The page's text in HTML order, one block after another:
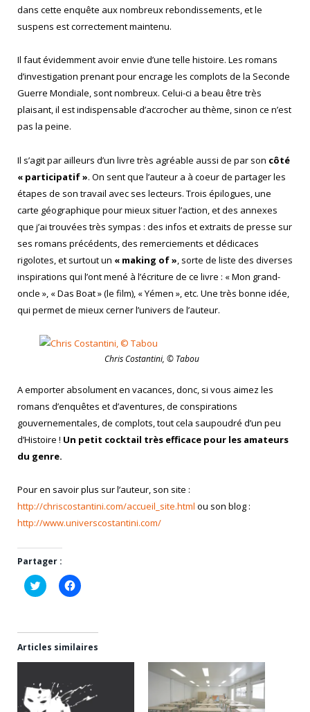
dans cette enquête aux nombreux rebondissements, et le
suspens est correctement maintenu.
Il faut évidemment avoir envie d’une telle histoire. Les romans
d’investigation prenant pour encrage les complots de la Seconde
Guerre Mondiale, sont nombreux. Celui-ci a beau être très
plaisant, il est indispensable d’accrocher au thème, sinon ce n’est
pas la peine.
Il s’agit par ailleurs d’un livre très agréable aussi de par son côté
« participatif ». On sent que l’auteur a à coeur de partager les
étapes de son travail avec ses lecteurs. Trois épilogues, une
carte géographique pour mieux situer l’action, et des annexes
que j’ai trouvées très sympas : des infos et extraits de presse sur
ses romans précédents, des remerciements et dédicaces
rigolotes, et surtout un « making of » , sorte de liste des diverses
inspirations qui l’ont mené à l’écriture de ce livre : « Mon grand-
oncle », « Das Boat » (le film), « Yémen », etc. Une très bonne idée,
qui permet de mieux cerner l’univers de l’auteur.
Chris Costantini, © Tabou
A emporter absolument en vacances, donc, si vous aimez les
romans d’enquêtes et d’aventures, de conspirations
gouvernementales, de complots, tout cela saupoudré d’un peu
d’Histoire ! Un petit cocktail très efficace pour les amateurs
du genre.
Pour en savoir plus sur l’auteur, son site :
http://chriscostantini.com/accueil_site.html ou son blog :
http://www.universcostantini.com/
Partager :
Cliquez
pour
nouvelle
Cliquez
pour
nouvelle
Articles similaires